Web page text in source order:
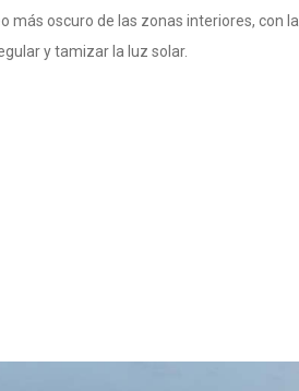
más oscuro de las zonas interiores, con la
y tamizar la luz solar.